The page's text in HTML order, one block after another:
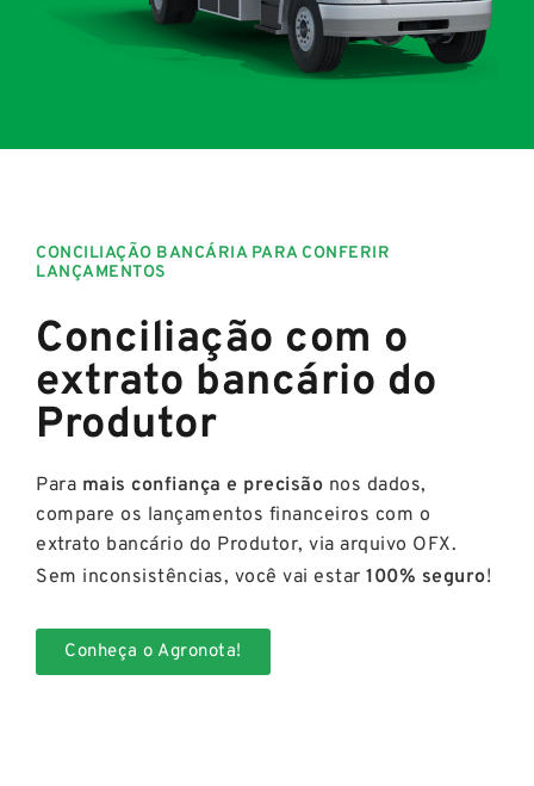
CONCILIAÇÃO BANCÁRIA PARA CONFERIR
LANÇAMENTOS
Conciliação com o
extrato bancário do
Produtor
Para mais confiança e precisão nos dados,
compare os lançamentos financeiros com o
extrato bancário do Produtor, via arquivo OFX.
Sem inconsistências, você vai estar 100% seguro!
Conheça o Agronota!